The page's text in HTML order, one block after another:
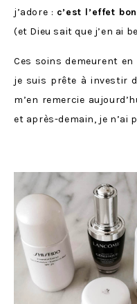
j’adore : c’est l’effet
(et Dieu sait que j’en ai
Ces soins demeurent en
je suis prête à investir
m’en remercie
et après-demain, je n’ai